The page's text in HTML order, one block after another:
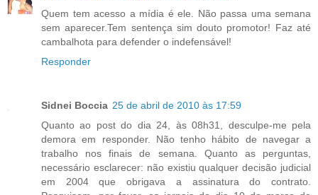
Quem tem acesso a mídia é ele. Não passa uma semana
sem aparecer.Tem sentença sim douto promotor! Faz até
cambalhota para defender o indefensável!
Responder
Sidnei Boccia 25 de abril de 2010 às 17:59
Quanto ao post do dia 24, às 08h31, desculpe-me pela
demora em responder. Não tenho hábito de navegar a
trabalho nos finais de semana. Quanto as perguntas,
necessário esclarecer: não existiu qualquer decisão judicial
em 2004 que obrigava a assinatura do contrato.